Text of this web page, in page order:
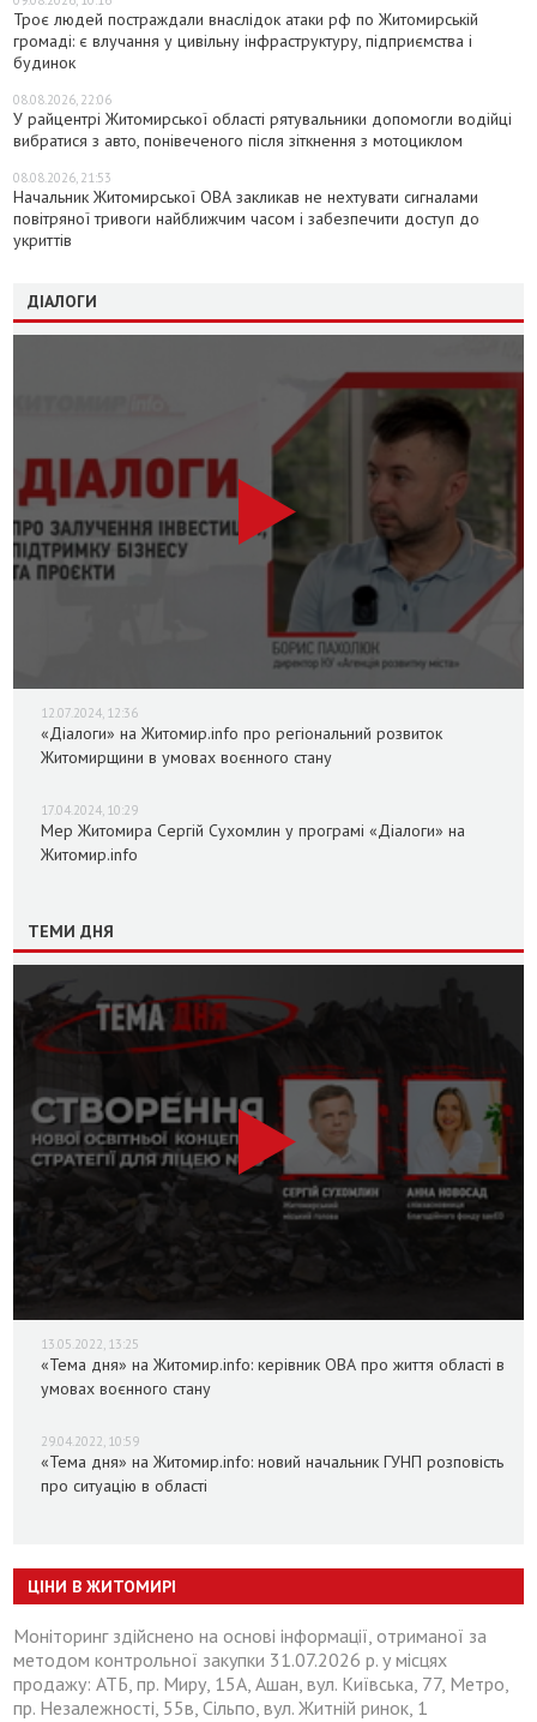
Троє людей постраждали внаслідок атаки рф по Житомирській
громаді: є влучання у цивільну інфраструктуру, підприємства і
будинок
08.08.2026, 22:06
У райцентрі Житомирської області рятувальники допомогли водійці
вибратися з авто, понівеченого після зіткнення з мотоциклом
08.08.2026, 21:53
Начальник Житомирської ОВА закликав не нехтувати сигналами
повітряної тривоги найближчим часом і забезпечити доступ до
укриттів
ДІАЛОГИ
12.07.2024, 12:36
«Діалоги» на Житомир.info про регіональний розвиток
Житомирщини в умовах воєнного стану
17.04.2024, 10:29
Мер Житомира Сергій Сухомлин у програмі «Діалоги» на
Житомир.info
ТЕМИ ДНЯ
13.05.2022, 13:25
«Тема дня» на Житомир.info: керівник ОВА про життя області в
умовах воєнного стану
29.04.2022, 10:59
«Тема дня» на Житомир.info: новий начальник ГУНП розповість
про ситуацію в області
ЦІНИ В ЖИТОМИРІ
Моніторинг здійснено на основі інформації, отриманої за
методом контрольної закупки 31.07.2026 р. у місцях
продажу: АТБ, пр. Миру, 15А, Ашан, вул. Київська, 77, Метро,
пр. Незалежності, 55в, Сільпо, вул. Житній ринок, 1